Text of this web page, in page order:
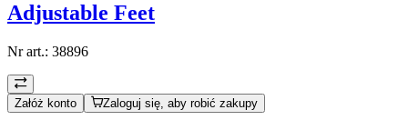
Adjustable Feet
Nr art.: 38896
Załóż konto Zaloguj się, aby robić zakupy